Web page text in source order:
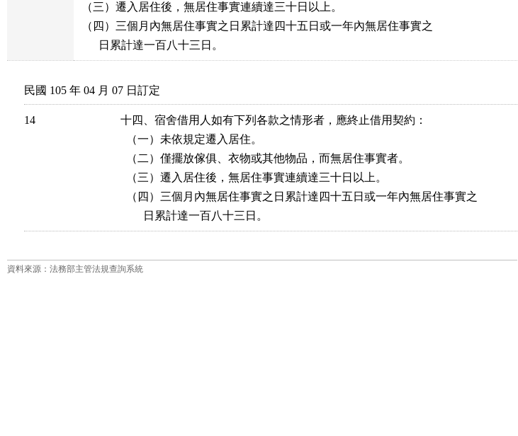
  （三）遷入居住後，無居住事實連續達三十日以上。
  （四）三個月內無居住事實之日累計達四十五日或一年內無居住事實之
        日累計達一百八十三日。
民國 105 年 04 月 07 日訂定
14
十四、宿舍借用人如有下列各款之情形者，應終止借用契約：
  （一）未依規定遷入居住。
  （二）僅擺放傢俱、衣物或其他物品，而無居住事實者。
  （三）遷入居住後，無居住事實連續達三十日以上。
  （四）三個月內無居住事實之日累計達四十五日或一年內無居住事實之
        日累計達一百八十三日。
資料來源：法務部主管法規查詢系統